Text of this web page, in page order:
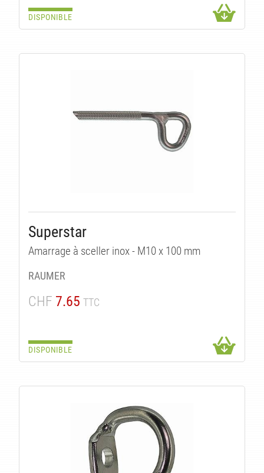
DISPONIBLE
Superstar
Amarrage à sceller inox - M10 x 100 mm
RAUMER
CHF 7.65 TTC
DISPONIBLE